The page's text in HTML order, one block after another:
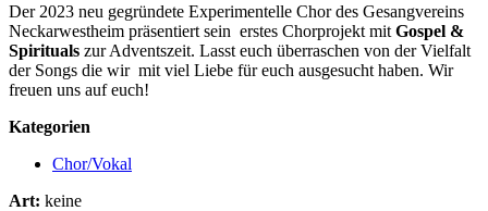
Der 2023 neu gegründete Experimentelle Chor des Gesangvereins
Neckarwestheim präsentiert sein erstes Chorprojekt mit Gospel &
Spirituals zur Adventszeit. Lasst euch überraschen von der Vielfalt
der Songs die wir mit viel Liebe für euch ausgesucht haben. Wir
freuen uns auf euch!
Kategorien
Chor/Vokal
Art: keine